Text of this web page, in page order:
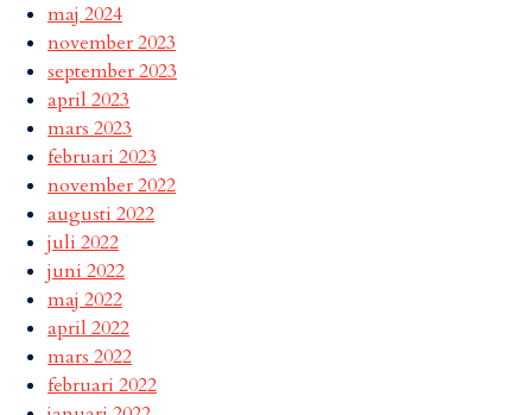
maj 2024
november 2023
september 2023
april 2023
mars 2023
februari 2023
november 2022
augusti 2022
juli 2022
juni 2022
maj 2022
april 2022
mars 2022
februari 2022